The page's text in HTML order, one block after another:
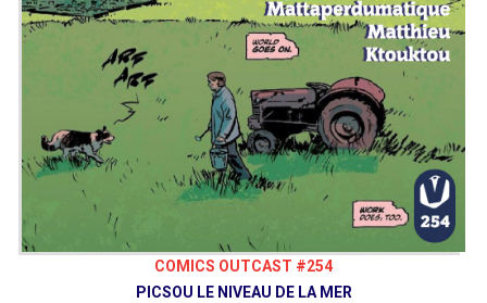
COMICS OUTCAST #254
PICSOU LE NIVEAU DE LA MER